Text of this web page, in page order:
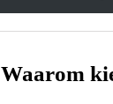
Waarom